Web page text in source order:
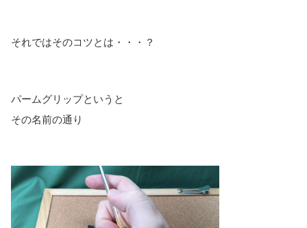
それではそのコツとは・・・？
パームグリップというと
その名前の通り